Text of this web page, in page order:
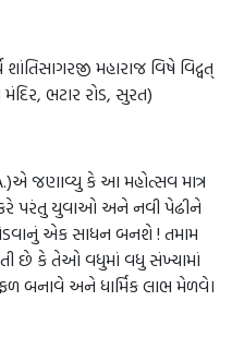
મહારાજ વિષે વિદ્વત્
ભટાર રોડ, સુરત)
જણાવ્યુ કે આ મહોત્સવ માત્ર
પરંતુ યુવાઓ અને નવી પેઢીને
એક સાધન બનશે ! તમામ
છે કે તેઓ વધુમાં વધુ સંખ્યામાં
બનાવે અને ધાર્મિક લાભ મેળવે।